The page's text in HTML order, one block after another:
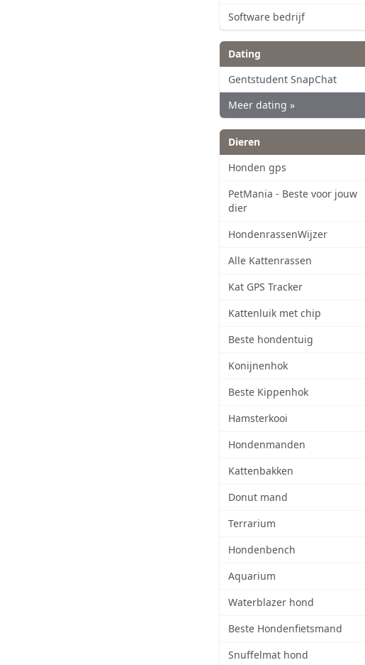
Software bedrijf
Dating
Gentstudent SnapChat
Meer dating »
Dieren
Honden gps
PetMania - Beste voor jouw
dier
HondenrassenWijzer
Alle Kattenrassen
Kat GPS Tracker
Kattenluik met chip
Beste hondentuig
Konijnenhok
Beste Kippenhok
Hamsterkooi
Hondenmanden
Kattenbakken
Donut mand
Terrarium
Hondenbench
Aquarium
Waterblazer hond
Beste Hondenfietsmand
Snuffelmat hond